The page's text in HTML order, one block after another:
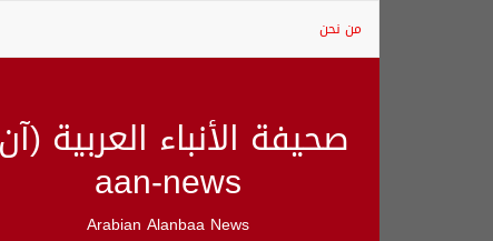
من نحن
صحيفة الأنباء العربية
aan-news
Arabian Alanbaa News